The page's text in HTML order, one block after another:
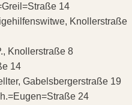
14
Knollerstraße
Knollerstraße 8
14
Gabelsbergerstraße 19
24